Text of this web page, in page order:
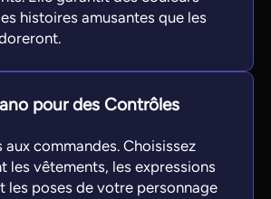
histoires amusantes que les
pour des Contrôles
aux commandes. Choisissez
les vêtements, les expressions
les poses de votre personnage